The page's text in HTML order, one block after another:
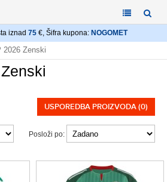
iznad 75 €, Šifra kupona: NOGOMET
2026 Zenski
USPOREDBA PROIZVODA (0)
Posloži po: